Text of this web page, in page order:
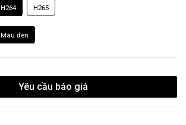
H264 H265
Màu đen
Yêu cầu báo giá